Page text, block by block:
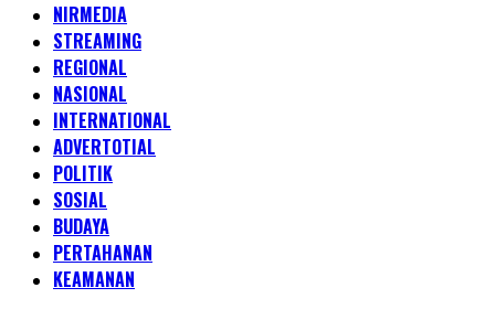
NIRMEDIA
STREAMING
REGIONAL
NASIONAL
INTERNATIONAL
ADVERTOTIAL
POLITIK
SOSIAL
BUDAYA
PERTAHANAN
KEAMANAN